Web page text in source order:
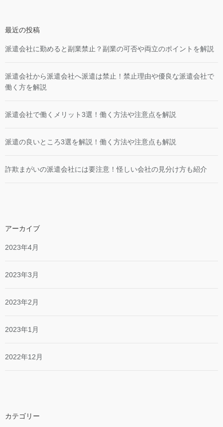
最近の投稿
派遣会社に勤めると副業禁止？副業の可否や両立のポイントを解説
派遣会社から派遣会社へ派遣は禁止！禁止理由や優良な派遣会社で
働く方を解説
派遣会社で働くメリット3選！働く方法や注意点を解説
派遣の良いところ3選を解説！働く方法や注意点も解説
詐欺まがいの派遣会社には要注意！怪しい会社の見分け方も紹介
アーカイブ
2023年4月
2023年3月
2023年2月
2023年1月
2022年12月
カテゴリー